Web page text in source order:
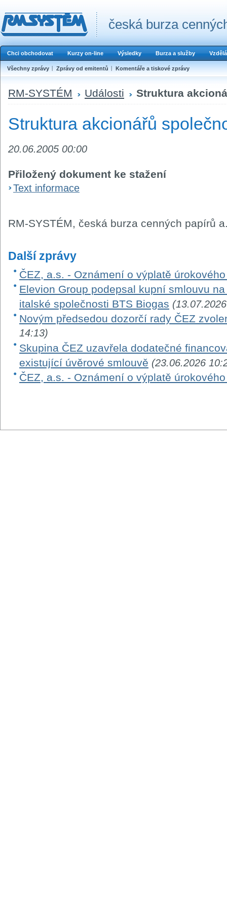
česká burza
Chci obchodovat Kurzy on-line Výsledky Burza a služby
Všechny zprávy Zprávy od emitentů Komentáře a tiskové zprávy
RM-SYSTÉM Události Struktura
Struktura akcionářů
20.06.2005 00:00
Přiložený dokument ke stažení
Text informace
RM-SYSTÉM, česká burza cenných papírů
Další zprávy
ČEZ, a.s. - Oznámení o výplatě
Elevion Group podepsal kupní smlouvu
italské společnosti BTS Biogas
Novým předsedou dozorčí rady ČEZ
14:13)
Skupina ČEZ uzavřela dodatečné
existující úvěrové smlouvě (23.06.2026
ČEZ, a.s. - Oznámení o výplatě